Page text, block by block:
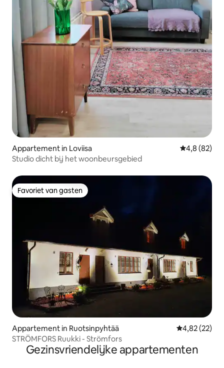
Appartement in Loviisa Gemiddelde
4,8 (82)
Studio dicht bij het woonbeursgebied
Favoriet van gasten
Favoriet van gasten
Appartement in Ruotsinpyhtää Gemiddelde
4,82 (22)
STRÖMFORS Ruukki - Strömfors
Gezinsvriendelijke appartementen